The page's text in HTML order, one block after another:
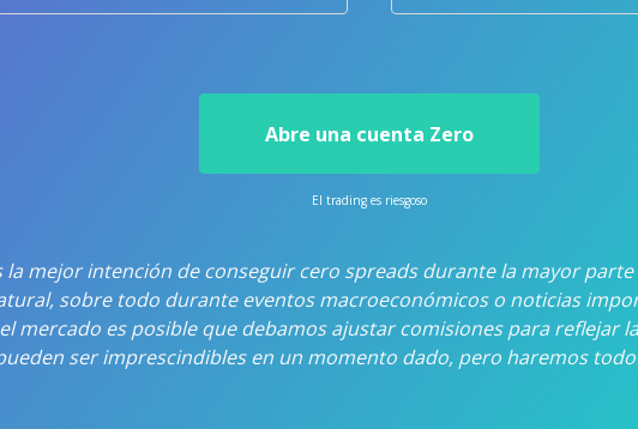
Abre una cuenta Zero
El trading es riesgoso
mejor intención de conseguir cero spreads durante la mayor
sobre todo durante eventos macroeconómicos o noticias
mercado es posible que debamos ajustar comisiones para reflejar
ser imprescindibles en un momento dado, pero haremos